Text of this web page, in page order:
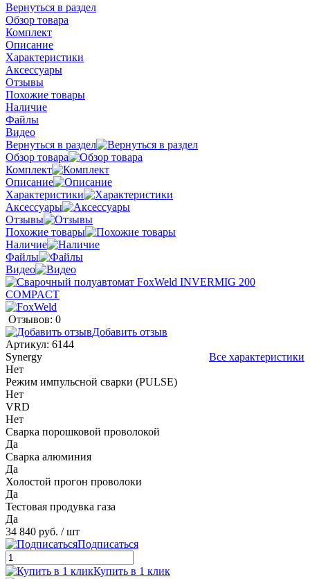
Вернуться в раздел
Обзор товара
Комплект
Описание
Характеристики
Аксессуары
Отзывы
Похожие товары
Наличие
Файлы
Видео
Вернуться в раздел
Обзор товара
Комплект
Описание
Характеристики
Аксессуары
Отзывы
Похожие товары
Наличие
Файлы
Видео
Отзывов: 0
Добавить отзыв
Артикул: 6144
Все характеристики
Synergy
Нет
Режим импульсной сварки (PULSE)
Нет
VRD
Нет
Сварка порошковой проволокой
Да
Сварка алюминия
Да
Холостой прогон проволоки
Да
Тестовая продувка газа
Да
34 840 руб. / шт
Подписаться
Купить в 1 клик